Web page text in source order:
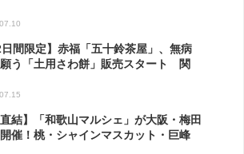
日間限定】赤福「五十鈴茶屋」、無病
う「土用さわ餅」販売スタート 関
直結】「和歌山マルシェ」が大阪・梅田
催！桃・シャインマスカット・巨峰